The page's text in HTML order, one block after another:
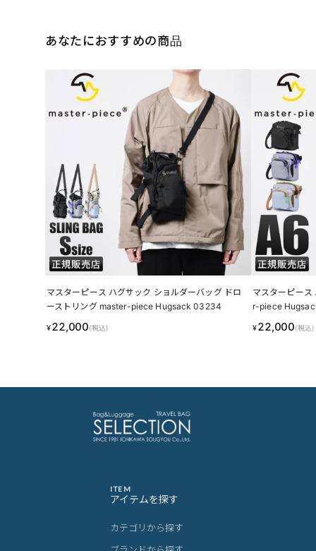
あなたにおすすめの商品
マスターピース ハグサック ショルダーバッグ ドロ
ーストリング master-piece Hugsack 03234
¥22,000(税込)
マスターピース
r-piece
¥22,000(税込)
ITEM
アイテムを探す
カテゴリから探す